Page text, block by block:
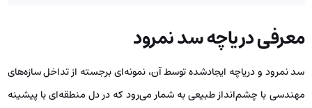
معرفی دریاچه سد نمرود
سد نمرود و دریاچه ایجادشده توسط آن، نمونه‌ای برجسته از تداخل سازه‌های
مهندسی با چشم‌انداز طبیعی به شمار می‌رود که در دل منطقه‌ای با پیشینه